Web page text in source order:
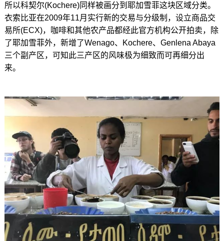
所以科契尔(Kochere)同样被画分到耶加雪菲这块区域分类。
衣索比亚在2009年11月实行新的交易与分级制，设立商品交
易所(ECX)，咖啡和其他农产品都经此官方机构公开拍卖，除
了耶加雪菲外，新增了Wenago、Kochere、Genlena Abaya
三个副产区，可知此三产区的风味极为细致而可再细分出
来。